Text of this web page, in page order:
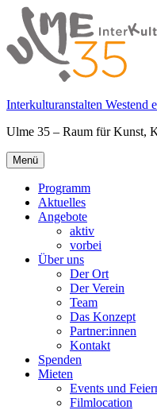
Springe
zum
Inhalt
Interkulturanstalten Westend
Ulme 35 – Raum für Kunst,
Primäres
Menü
Menü
Programm
Aktuelles
Angebote
aktiv
vorbei
Über uns
Der Ort
Der Verein
Team
Das Konzept
Partner:innen
Kontakt
Spenden
Mieten
Events und
Filmlocation